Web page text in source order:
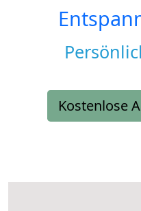
Kostenlose